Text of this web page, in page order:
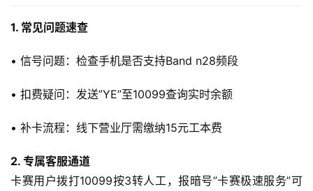
1. 常见问题速查
• 信号问题：检查手机是否支持Band n28频段
• 扣费疑问：发送”YE”至10099查询实时余额
• 补卡流程：线下营业厅需缴纳15元工本费
2. 专属客服通道
卡赛用户拨打10099按3转人工，报暗号”卡赛极速服务”可